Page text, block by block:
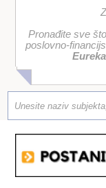
Pronađite sve
poslovno-
Eureka